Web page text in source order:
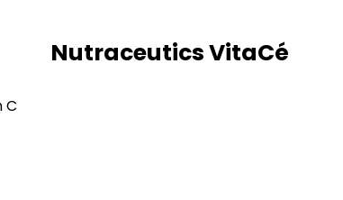
Nutraceutics VitaCé